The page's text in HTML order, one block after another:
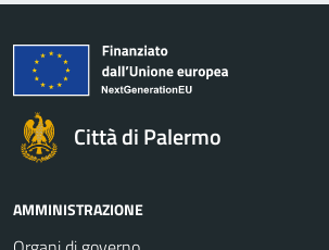
Città di Palermo
AMMINISTRAZIONE